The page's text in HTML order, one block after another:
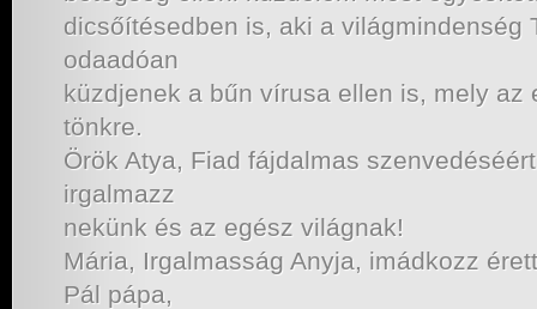
dicsőítésedben is, aki a világmindenség
odaadóan
küzdjenek a bűn vírusa ellen is, mely az
tönkre.
Örök Atya, Fiad fájdalmas
irgalmazz
nekünk és az egész világnak!
Mária, Irgalmasság Anyja, imádkozz
Pál pápa,